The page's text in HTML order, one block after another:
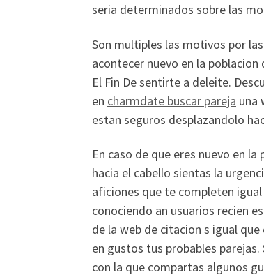
seria determinados sobre las
Son multiples las motivos por
acontecer nuevo en la
El Fin De sentirte a deleite.
en charmdate buscar pareja una
estan seguros desplazandolo
En caso de que eres nuevo en
hacia el cabello sientas la
aficiones que te completen
conociendo an usuarios recien
de la web de citacion s igual
en gustos tus probables
con la que compartas algunos